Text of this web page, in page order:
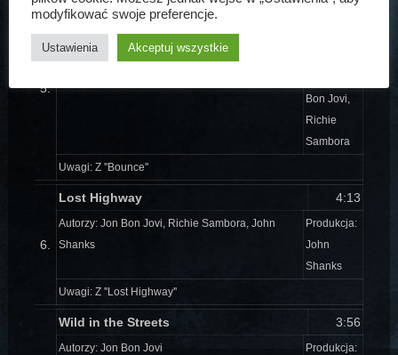
5.
Undivided 3:53
Autorzy: Jon Bon Jovi, Richie Sambora, Billy
Falcon
Bon Jovi,
Richie
Sambora
Uwagi: Z ''Bounce''
6.
Lost Highway 4:13
Autorzy: Jon Bon Jovi, Richie Sambora, John
Shanks
Produkcja:
John
Shanks
Uwagi: Z ''Lost Highway''
Wild in the Streets 3:56
Autorzy: Jon Bon Jovi
Produkcja:
modyfikować swoje preferencje.
Ustawienia Akceptuj wszystkie